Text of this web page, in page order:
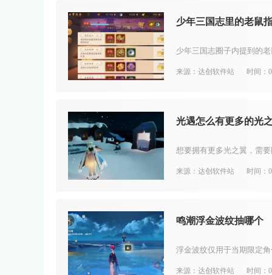
少年三国志里的老鼠
来源：达创软件站 时间：
光遇怎么有更多的光
来源：达创软件站 时间：
鸣潮浮金波纹抽哪个
来源：达创软件站 时间：